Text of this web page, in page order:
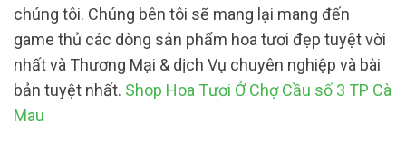
chúng tôi. Chúng bên tôi sẽ mang lại mang đến
game thủ các dòng sản phẩm hoa tươi đẹp tuyệt vời
nhất và Thương Mại & dịch Vụ chuyên nghiệp và bài
bản tuyệt nhất. Shop Hoa Tươi Ở Chợ Cầu số 3 TP Cà
Mau